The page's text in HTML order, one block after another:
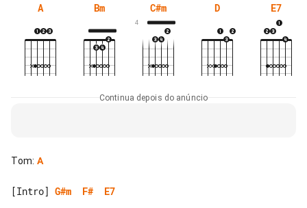
A Bm C#m
4
D E7
Continua depois do anúncio
Tom: A
[Intro] G#m F# E7